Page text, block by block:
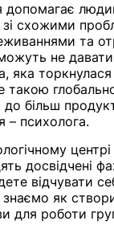
допомагає
зі схожими
та
не
яка торкнулася
такою
більш
– психолога.
досвідчені
відчувати
як
для роботи